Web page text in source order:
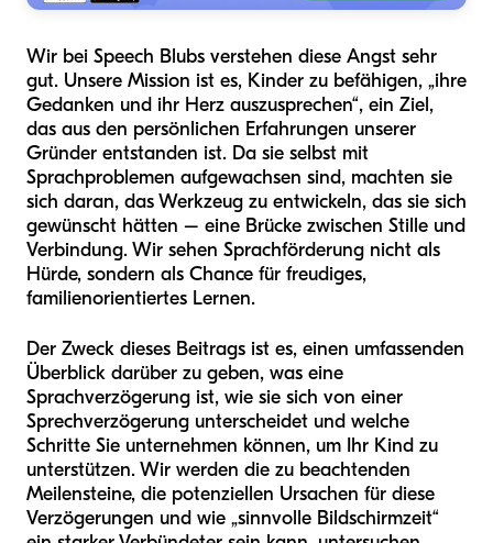
Wir bei Speech Blubs verstehen diese Angst sehr
gut. Unsere Mission ist es, Kinder zu befähigen, „ihre
Gedanken und ihr Herz auszusprechen“, ein Ziel,
das aus den persönlichen Erfahrungen unserer
Gründer entstanden ist. Da sie selbst mit
Sprachproblemen aufgewachsen sind, machten sie
sich daran, das Werkzeug zu entwickeln, das sie sich
gewünscht hätten – eine Brücke zwischen Stille und
Verbindung. Wir sehen Sprachförderung nicht als
Hürde, sondern als Chance für freudiges,
familienorientiertes Lernen.
Der Zweck dieses Beitrags ist es, einen umfassenden
Überblick darüber zu geben, was eine
Sprachverzögerung ist, wie sie sich von einer
Sprechverzögerung unterscheidet und welche
Schritte Sie unternehmen können, um Ihr Kind zu
unterstützen. Wir werden die zu beachtenden
Meilensteine, die potenziellen Ursachen für diese
Verzögerungen und wie „sinnvolle Bildschirmzeit“